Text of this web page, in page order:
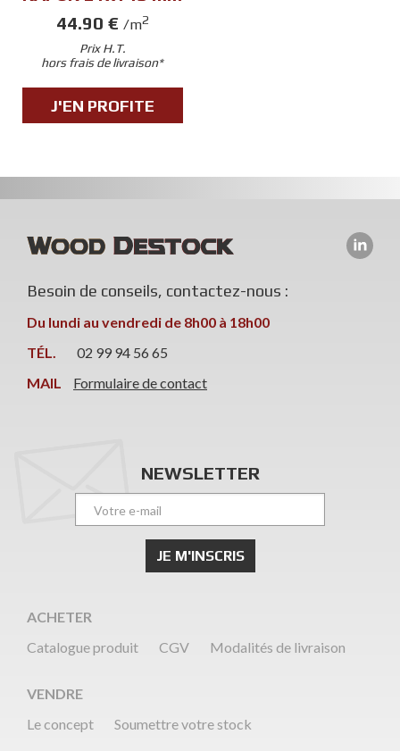
44.90 € /m2
Prix H.T.
hors frais de livraison*
J'EN PROFITE
Besoin de conseils, contactez-nous :
Du lundi au vendredi de 8h00 à 18h00
TÉL.
02 99 94 56 65
MAIL
Formulaire de contact
NEWSLETTER
ACHETER
Catalogue produit
CGV Modalités de livraison
VENDRE
Le concept
Soumettre votre stock